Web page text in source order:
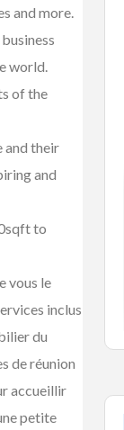
and more.
world.
of the
and their
and
to
vous le
inclus
du
de réunion
accueillir
petite